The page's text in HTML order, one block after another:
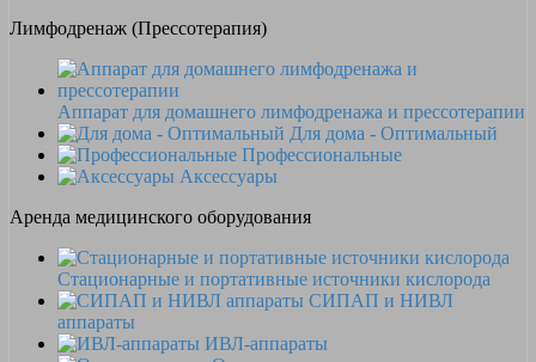
Лимфодренаж (Прессотерапия)
Аппарат для домашнего лимфодренажа и прессотерапии
Для дома - Оптимальный
Профессиональные
Аксессуары
Аренда медицинского оборудования
Стационарные и портативные источники кислорода
СИПАП и НИВЛ
аппараты
ИВЛ-аппараты